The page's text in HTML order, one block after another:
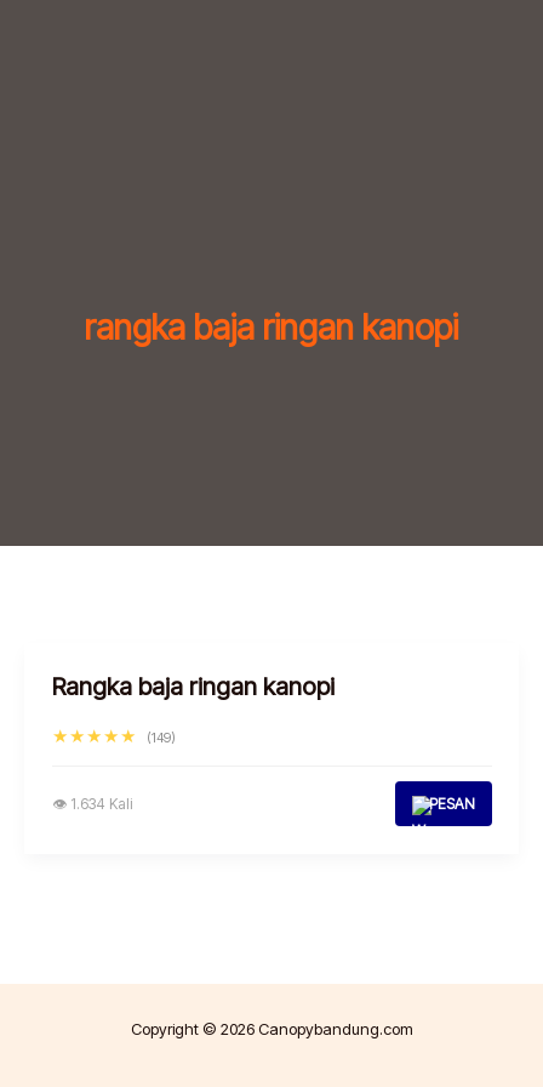
rangka baja ringan kanopi
Rangka baja ringan kanopi
★★★★★ (149)
👁 1.634 Kali PESAN
Copyright © 2026 Canopybandung.com